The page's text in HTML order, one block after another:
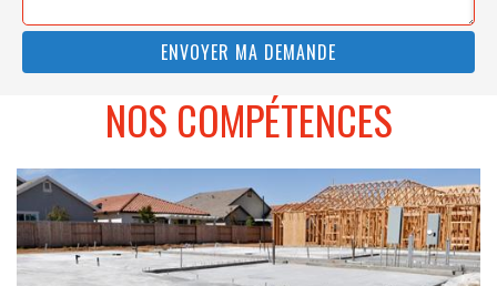
NOS COMPÉTENCES